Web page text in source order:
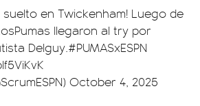
suelto en Twickenham! Luego de
llegaron al try por
Delguy.#PUMASxESPN
October 4, 2025